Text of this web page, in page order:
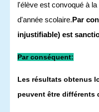
l'élève est convoqué à
d'année scolaire.Par
injustifiable) est
Par conséquent:
Les résultats obtenus
peuvent être différents